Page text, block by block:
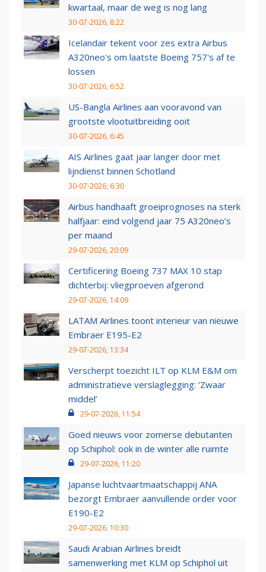
kwartaal, maar de weg is nog lang
30-07-2026, 8:22
Icelandair tekent voor zes extra Airbus
A320neo's om laatste Boeing 757's af te
lossen
30-07-2026, 6:52
US-Bangla Airlines aan vooravond van
grootste vlootuitbreiding ooit
30-07-2026, 6:45
AIS Airlines gaat jaar langer door met
lijndienst binnen Schotland
30-07-2026, 6:30
Airbus handhaaft groeiprognoses na sterk
halfjaar: eind volgend jaar 75 A320neo’s
per maand
29-07-2026, 20:09
Certificering Boeing 737 MAX 10 stap
dichterbij: vliegproeven afgerond
29-07-2026, 14:09
LATAM Airlines toont interieur van nieuwe
Embraer E195-E2
29-07-2026, 13:34
Verscherpt toezicht ILT op KLM E&M om
administratieve verslaglegging: ‘Zwaar
middel’
29-07-2026, 11:54
Goed nieuws voor zomerse debutanten
op Schiphol: ook in de winter alle ruimte
29-07-2026, 11:20
Japanse luchtvaartmaatschappij ANA
bezorgt Embraer aanvullende order voor
E190-E2
29-07-2026, 10:30
Saudi Arabian Airlines breidt
samenwerking met KLM op Schiphol uit